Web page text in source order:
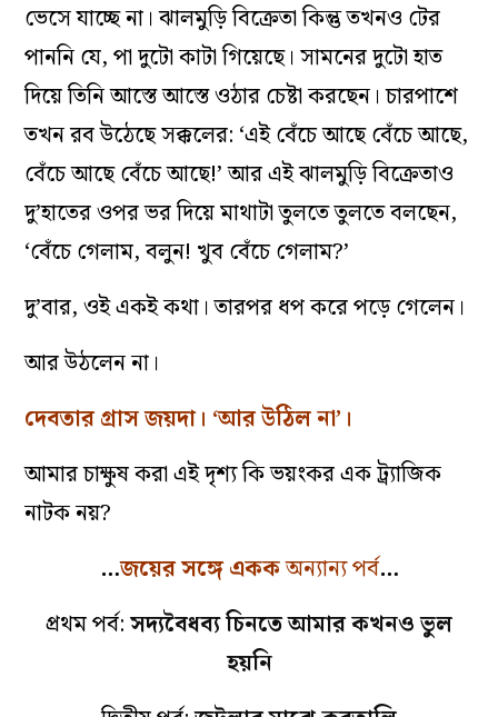
ভেসে যাচ্ছে না। ঝালমুড়ি বিক্রেতা কিন্তু তখনও টের
পাননি যে, পা দুটো কাটা গিয়েছে। সামনের দুটো হাত
দিয়ে তিনি আস্তে আস্তে ওঠার চেষ্টা করছেন। চারপাশে
তখন রব উঠেছে সক্কলের: ‘এই বেঁচে আছে বেঁচে আছে,
বেঁচে আছে বেঁচে আছে!’ আর এই ঝালমুড়ি বিক্রেতাও
দু’হাতের ওপর ভর দিয়ে মাথাটা তুলতে তুলতে বলছেন,
‘বেঁচে গেলাম, বলুন! খুব বেঁচে গেলাম?’
দু’বার, ওই একই কথা। তারপর ধপ করে পড়ে গেলেন।
আর উঠলেন না।
দেবতার গ্রাস জয়দা। ‘আর উঠিল না’।
আমার চাক্ষুষ করা এই দৃশ্য কি ভয়ংকর এক ট্র্যাজিক
নাটক নয়?
…জয়ের সঙ্গে এককঅন্যান্য পর্ব…
প্রথম পর্ব:সদ্যবৈধব্য চিনতে আমার কখনও ভুল
হয়নি